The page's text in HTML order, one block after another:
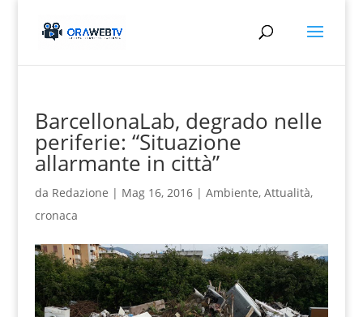
BarcellonaLab, degrado nelle
periferie: “Situazione
allarmante in città”
da Redazione | Mag 16, 2016| Ambiente, Attualità,
cronaca